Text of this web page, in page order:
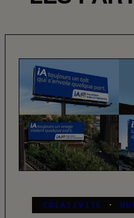
CRÉATIVITÉ ·